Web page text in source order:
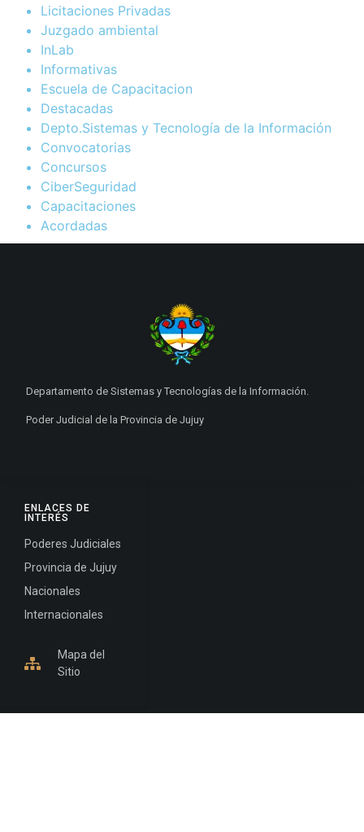
Licitaciones Privadas
Juzgado ambiental
InLab
Informativas
Escuela de Capacitacion
Destacadas
Depto.Sistemas y Tecnología de la Información
Convocatorias
Concursos
CiberSeguridad
Capacitaciones
Acordadas
ENLACES DE
INTERÉS
Poderes Judiciales
Provincia de Jujuy
Nacionales
Internacionales
Mapa del
Sitio
Departamento de Sistemas y Tecnologías de la Información.
Poder Judicial de la Provincia de Jujuy